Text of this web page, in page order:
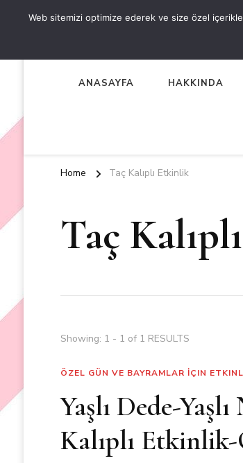
OKUL ÖNCESİ
ANASAYFA HAKKINDA
Home Taç Kalıplı Etkinlik
Taç
Showing: 1 - 1 of 1 RESULTS
ÖZEL GÜN VE BAYRAMLAR İÇIN
Yaşlı Dede-
Kalıplı
Web sitemizi optimize ederek ve size özel